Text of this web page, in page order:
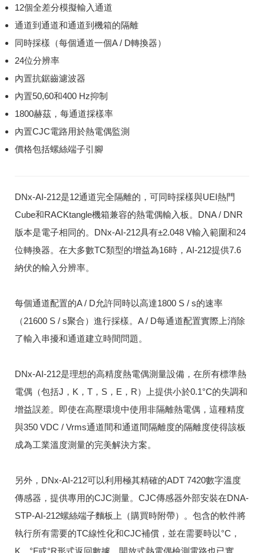
12個全差分模擬輸入通道
通道到通道和通道到機箱的隔離
同時採樣（每個通道一個A / D轉換器）
24位分辨率
內置抗鋸齒濾波器
內置50,60和400 Hz抑制
1800赫茲，每通道採樣率
內置CJC電路用於熱電偶監測
價格包括螺絲端子引腳
DNx-AI-212是12通道完全隔離的，可同時採樣與UEI熱門
Cube和RACKtangle機箱兼容的熱電偶輸入板。 DNA / DNR
版本是電子相同的。 DNx-AI-212具有±2.048 V輸入範圍和24
位轉換器。 在大多數TC類型的增益為16時，AI-212提供7.6
納伏的輸入分辨率。
每個通道配置的A / D允許同時以高達1800 S / s的速率
（21600 S / s聚合）進行採樣。 A / D每通道配置實際上消除
了輸入串擾和通道建立時間問題。
DNx-AI-212是理想的高精度熱電偶測量設備，在所有標準熱
電偶（包括J，K，T，S，E，R）上提供小於0.1°C的失調和
增益誤差。 即使在高壓環境中使用非隔離熱電偶，這種精度
與350 VDC / Vrms通道間和通道間隔離度的隔離度使得該板
成為工業溫度測量的完美解決方案。
另外，DNx-AI-212可以利用極其精確的ADT 7420數字溫度
傳感器，提供專用的CJC測量。 CJC傳感器外部安裝在DNA-
STP-AI-212螺絲端子麵板上（購買時附帶）。 包含的軟件將
執行所有需要的TC線性化和CJC補償，並在需要時以°C，
K，°F或°R形式返回數據。 開放式熱電偶檢測電路也已實